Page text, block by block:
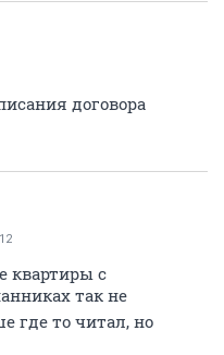
договора
квартиры с
так не
где то читал, но